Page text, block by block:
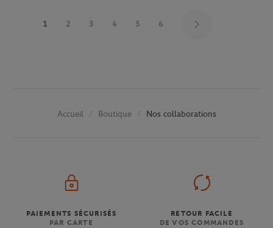
1 2 3 4 5 6
Accueil Boutique Nos collaborations
PAIEMENTS SÉCURISÉS
PAR CARTE
RETOUR FACILE
DE VOS COMMANDES